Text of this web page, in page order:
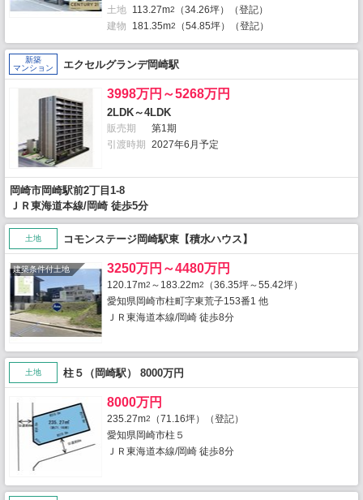
土地 113.27m2
（34.26坪）（登記）
建物
181.35m2 （54.85坪）（登記）
新築
マンション
エクセルグランデ岡崎駅
3998万円～5268万円
2LDK～4LDK
販売期
第1期
引渡時期
2027年6月予定
岡崎市岡崎駅前2丁目1-8
ＪＲ東海道本線/岡崎 徒歩5分
土地 コモンステージ岡崎駅東【積水ハウス】
建築条件付土地 3250万円～4480万円
120.17m2 ～183.22m2
（36.35坪～55.42坪）
愛知県岡崎市柱町字東荒子153番1 他
ＪＲ東海道本線/岡崎 徒歩8分
土地 柱５（岡崎駅） 8000万円
8000万円
235.27m2
（71.16坪）（登記）
愛知県岡崎市柱５
ＪＲ東海道本線/岡崎 徒歩8分